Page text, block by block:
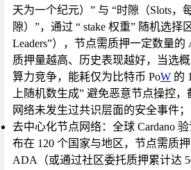
天为一个纪元）” 与 “时隙（Slots，
隙）”，通过 “ stake 权重” 随机选择
Leaders”），节点需质押一定数量的
质押量越高、历史表现越好，当选
算力竞争，能耗仅为比特币 PoW 的
上随机数生成” 避免恶意节点操控，
网络未发生过共识层面的安全事件；
去中心化节点网络：全球 Cardano
布在 120 个国家与地区，节点需质
ADA（或通过社区委托质押累计达